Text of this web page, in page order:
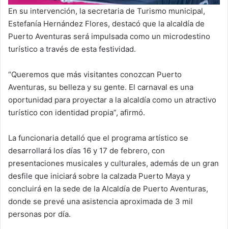
En su intervención, la secretaria de Turismo municipal,
Estefanía Hernández Flores, destacó que la alcaldía de
Puerto Aventuras será impulsada como un microdestino
turístico a través de esta festividad.
“Queremos que más visitantes conozcan Puerto
Aventuras, su belleza y su gente. El carnaval es una
oportunidad para proyectar a la alcaldía como un atractivo
turístico con identidad propia”, afirmó.
La funcionaria detalló que el programa artístico se
desarrollará los días 16 y 17 de febrero, con
presentaciones musicales y culturales, además de un gran
desfile que iniciará sobre la calzada Puerto Maya y
concluirá en la sede de la Alcaldía de Puerto Aventuras,
donde se prevé una asistencia aproximada de 3 mil
personas por día.